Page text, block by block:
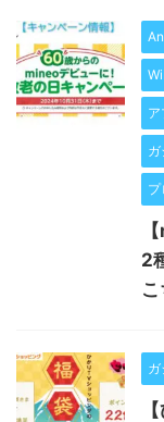
ア
ガ
プ
2
こ
ガ